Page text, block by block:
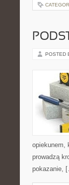
POSTED
opiekunem,
prowadzą
pokazanie,